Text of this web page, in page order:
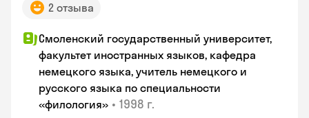
2 отзыва
Смоленский государственный университет,
факультет иностранных языков, кафедра
немецкого языка, учитель немецкого и
русского языка по специальности
«филология» • 1998 г.